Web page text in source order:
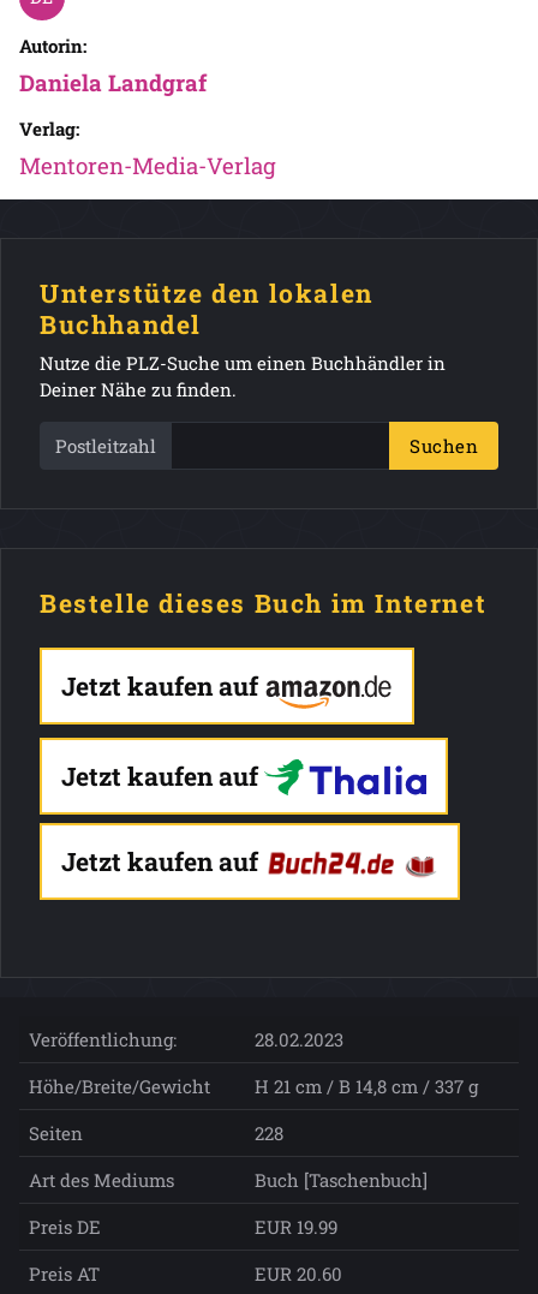
Autorin:
Daniela Landgraf
Verlag:
Mentoren-Media-Verlag
Unterstütze den lokalen
Buchhandel
Nutze die PLZ-Suche um einen Buchhändler in
Deiner Nähe zu finden.
Postleitzahl Suchen
Bestelle dieses Buch im Internet
Jetzt kaufen auf
Jetzt kaufen auf
Jetzt kaufen auf
Veröffentlichung:
28.02.2023
Höhe/Breite/Gewicht
H 21 cm / B 14,8 cm / 337 g
Seiten
228
Art des Mediums
Buch [Taschenbuch]
Preis DE
EUR 19.99
Preis AT
EUR 20.60